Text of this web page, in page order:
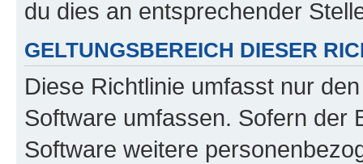
du dies an entsprechender
GELTUNGSBEREICH DIESER
Diese Richtlinie umfasst nur
Software umfassen. Sofern der
Software weitere